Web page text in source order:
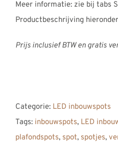
Meer informatie: zie bij tabs
Productbeschrijving
Prijs inclusief BTW en gratis
Categorie: LED inbouwspots
Tags: inbouwspots, LED
plafondspots, spot, spotjes,